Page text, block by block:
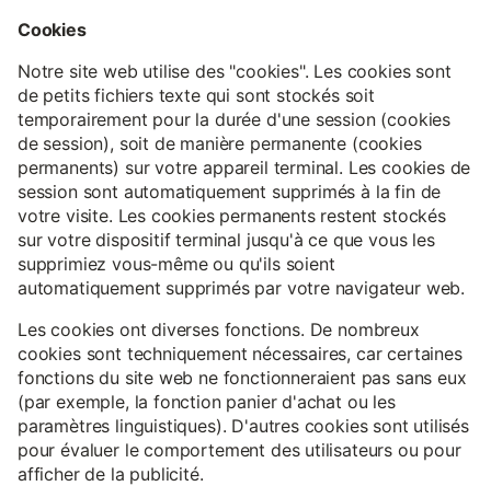
Cookies
Notre site web utilise des "cookies". Les cookies sont
de petits fichiers texte qui sont stockés soit
temporairement pour la durée d'une session (cookies
de session), soit de manière permanente (cookies
permanents) sur votre appareil terminal. Les cookies de
session sont automatiquement supprimés à la fin de
votre visite. Les cookies permanents restent stockés
sur votre dispositif terminal jusqu'à ce que vous les
supprimiez vous-même ou qu'ils soient
automatiquement supprimés par votre navigateur web.
Les cookies ont diverses fonctions. De nombreux
cookies sont techniquement nécessaires, car certaines
fonctions du site web ne fonctionneraient pas sans eux
(par exemple, la fonction panier d'achat ou les
paramètres linguistiques). D'autres cookies sont utilisés
pour évaluer le comportement des utilisateurs ou pour
afficher de la publicité.